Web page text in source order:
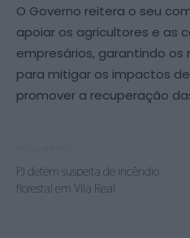
O Governo reitera o seu
apoiar os agricultores e as
empresários, garantindo os
para mitigar os impactos
promover a recuperação
PJ detém suspeita de incêndio
florestal em Vila Real